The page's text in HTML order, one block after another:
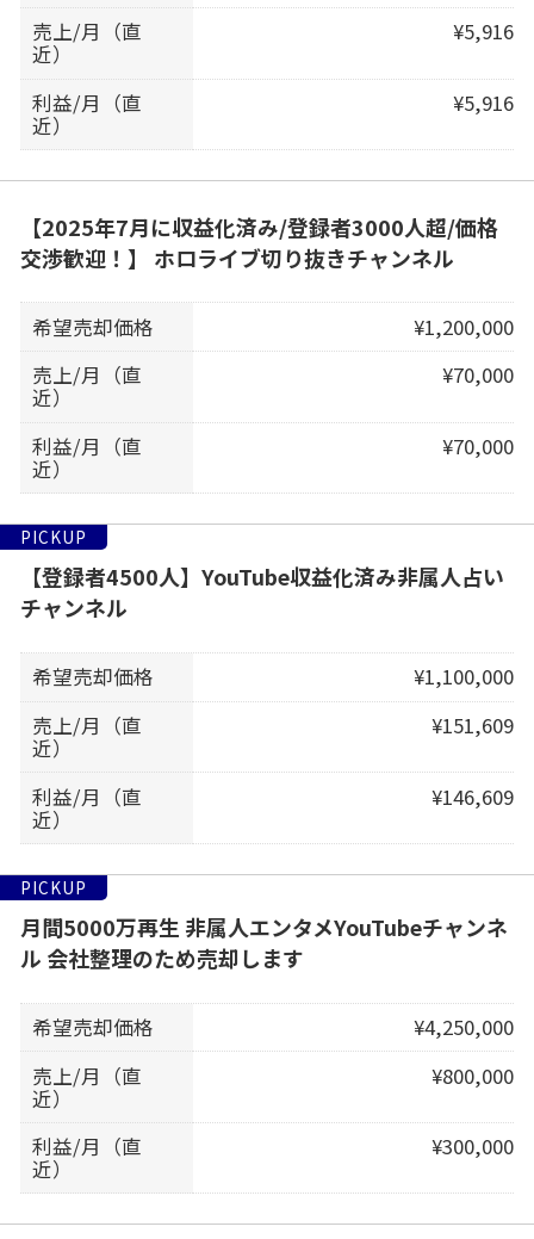
売上/月（直
近）
¥5,916
利益/月（直
近）
¥5,916
【2025年7月に収益化済み/登録者3000人超/価格
交渉歓迎！】 ホロライブ切り抜きチャンネル
希望売却価格
¥1,200,000
売上/月（直
近）
¥70,000
利益/月（直
近）
¥70,000
PICKUP
【登録者4500人】YouTube収益化済み非属人占い
チャンネル
希望売却価格
¥1,100,000
売上/月（直
近）
¥151,609
利益/月（直
近）
¥146,609
PICKUP
月間5000万再生 非属人エンタメYouTubeチャンネ
ル 会社整理のため売却します
希望売却価格
¥4,250,000
売上/月（直
近）
¥800,000
利益/月（直
近）
¥300,000